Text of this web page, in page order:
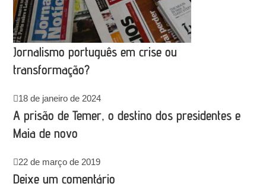
Jornalismo português em crise ou
transformação?
18 de janeiro de 2024
A prisão de Temer, o destino dos presidentes e
Maia de novo
22 de março de 2019
Deixe um comentário